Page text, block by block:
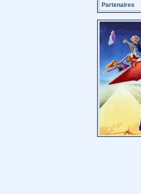
Partenaires